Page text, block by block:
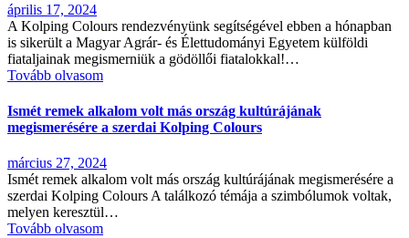
április 17, 2024
A Kolping Colours rendezvényünk segítségével ebben a hónapban
is sikerült a Magyar Agrár- és Élettudományi Egyetem külföldi
fiataljainak megismerniük a gödöllői fiatalokkal!…
Tovább olvasom
Ismét remek alkalom volt más ország kultúrájának
megismerésére a szerdai Kolping Colours
március 27, 2024
Ismét remek alkalom volt más ország kultúrájának megismerésére a
szerdai Kolping Colours A találkozó témája a szimbólumok voltak,
melyen keresztül…
Tovább olvasom